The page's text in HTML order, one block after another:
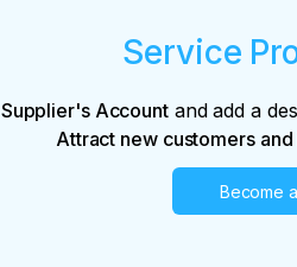
Service
Supplier's Accountand add a
Attract new customers
Become